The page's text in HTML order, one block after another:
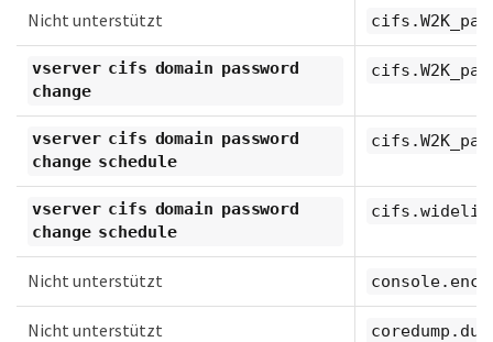
Nicht unterstützt
vserver cifs domain password
change
vserver cifs domain password
change schedule
vserver cifs domain password
change schedule
Nicht unterstützt
Nicht unterstützt